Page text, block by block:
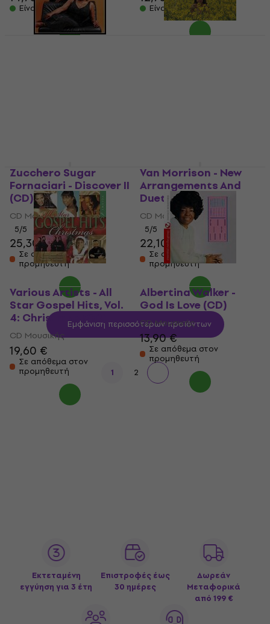
Είναι στο απόθεμα Είναι στο απόθεμα
Zucchero Sugar
Fornaciari - Discover II
(CD)
CD Μουσικής
5/5
25,30 €
Σε απόθεμα στον
προμηθευτή
Van Morrison - New
Arrangements And
Duets (CD)
CD Μουσικής
5/5
22,10 €
Σε απόθεμα στον
προμηθευτή
Various Artists - All
Star Gospel Hits, Vol.
4: Christmas (CD)
CD Μουσικής
19,60 €
Σε απόθεμα στον
προμηθευτή
Albertina Walker -
God Is Love (CD)
CD Μουσικής
13,90 €
Σε απόθεμα στον
προμηθευτή
Εμφάνιση περισσότερων προϊόντων
1 2
Εκτεταμένη
εγγύηση για 3 έτη
Επιστροφές έως
30 ημέρες
Δωρεάν
Μεταφορικά
από 199 €